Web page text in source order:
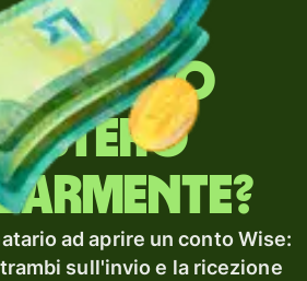
denaro
ad aprire un conto Wise:
sull'invio e la ricezione